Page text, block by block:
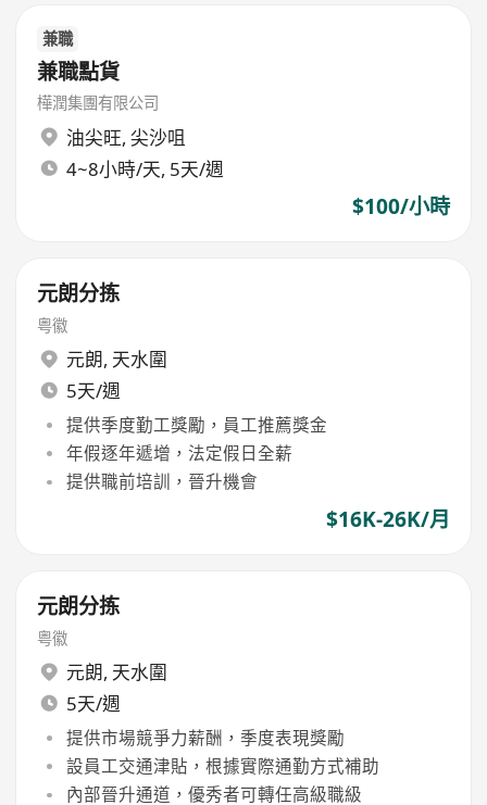
兼職
兼職點貨
樺潤集團有限公司
油尖旺, 尖沙咀
4~8小時/天, 5天/週
$100/小時
元朗分拣
粤徽
元朗, 天水圍
5天/週
提供季度勤工獎勵，員工推薦獎金
年假逐年遞增，法定假日全薪
提供職前培訓，晉升機會
$16K-26K/月
元朗分拣
粤徽
元朗, 天水圍
5天/週
提供市場競爭力薪酬，季度表現獎勵
設員工交通津貼，根據實際通勤方式補助
內部晉升通道，優秀者可轉任高級職級